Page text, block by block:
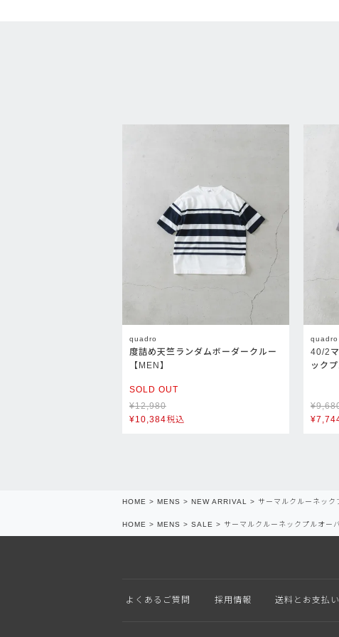
quadro
度詰め天竺ランダムボーダークルー
【MEN】
SOLD OUT
¥12,980
¥10,384税込
quadro
40/2
ック
¥
¥
HOME MENS NEW ARRIVAL サーマルクルーネック
HOME MENS SALE サーマルクルーネックプルオー
よくあるご質問 採用情報 送料とお支払